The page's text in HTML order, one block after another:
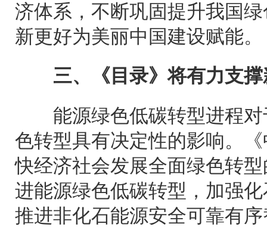
济体系，不断巩固提升我国
新更好为美丽中国建设赋能。
三、《目录》将有力支
能源绿色低碳转型进程对
色转型具有决定性的影响。
快经济社会发展全面绿色转
进能源绿色低碳转型，加强
推进非化石能源安全可靠有